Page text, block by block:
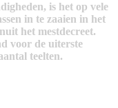
is het op vele
in te zaaien in het
het mestdecreet.
voor de uiterste
teelten.